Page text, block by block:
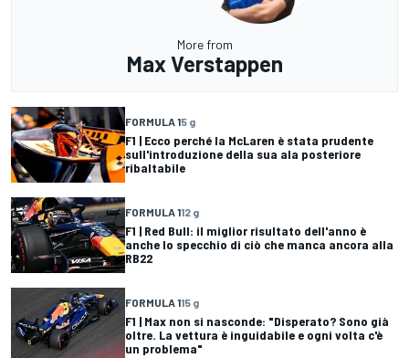
More from
Max Verstappen
FORMULA 15 g
F1 | Ecco perché la McLaren è stata prudente
sull'introduzione della sua ala posteriore
ribaltabile
FORMULA 112 g
F1 | Red Bull: il miglior risultato dell'anno è
anche lo specchio di ciò che manca ancora alla
RB22
FORMULA 115 g
F1 | Max non si nasconde: "Disperato? Sono già
oltre. La vettura è inguidabile e ogni volta c'è
un problema"